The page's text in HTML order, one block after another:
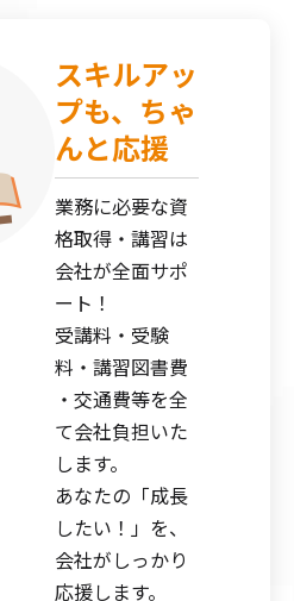
スキルアッ
プも、ちゃ
んと応援
業務に必要な資
格取得・講習は
会社が全面サポ
ート！
受講料・受験
料・講習図書費
・交通費等を全
て会社負担いた
します。
あなたの「成長
したい！」を、
会社がしっかり
応援します。